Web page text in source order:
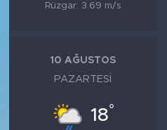
Rüzgar: 3.69 m/s
10 AĞUSTOS
PAZARTESI
18°